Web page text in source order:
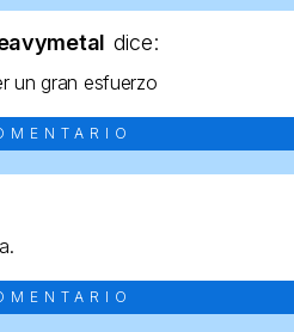
dice:
un gran esfuerzo